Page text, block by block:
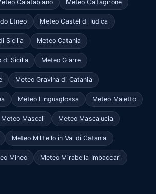
Calatabiano Meteo Caltagirone
Etneo Meteo Castel di Iudica
Sicilia Meteo Catania
di Sicilia Meteo Giarre
Meteo Gravina di Catania
Meteo Linguaglossa Meteo Maletto
Meteo Mascali Meteo Mascalucia
Meteo Militello in Val di Catania
Mineo Meteo Mirabella Imbaccari